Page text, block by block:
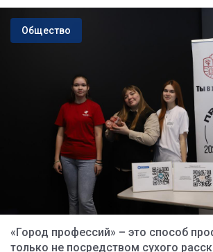
Общество
«Город профессий» – это способ
только не посредством сухого